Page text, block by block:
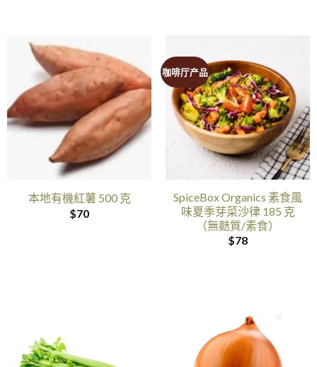
本地有機紅薯 500 克
$70
咖啡厅产品
SpiceBox Organics 素食風
味夏季芽菜沙律 185 克
（無麩質/素食）
$78